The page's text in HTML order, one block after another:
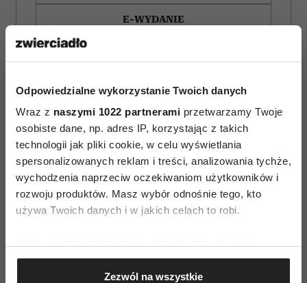
Odpowiedzialne wykorzystanie Twoich danych
Wraz z naszymi 1022 partnerami przetwarzamy Twoje
osobiste dane, np. adres IP, korzystając z takich
technologii jak pliki cookie, w celu wyświetlania
spersonalizowanych reklam i treści, analizowania tychże,
wychodzenia naprzeciw oczekiwaniom użytkowników i
rozwoju produktów. Masz wybór odnośnie tego, kto
używa Twoich danych i w jakich celach to robi.
Gromadzić dane dotyczące Twojej lokalizacji
geograficznej z dokładnością nawet do kilku metrów
Zezwól na wszystkie
E-WYDANIE
sierpnia 2026
których inaczej